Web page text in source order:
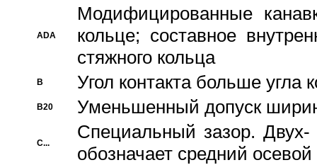
ADA
Модифицированные
кольце; составное
стяжного кольца
B Угол контакта больше угла
B20 Уменьшенный допуск
C...
Специальный зазор.
обозначает средний